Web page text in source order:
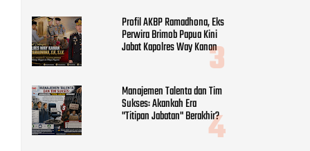
Profil AKBP Ramadhona, Eks
Perwira Brimob Papua Kini
Jabat Kapolres Way Kanan
Manajemen Talenta dan Tim
Sukses: Akankah Era
"Titipan Jabatan" Berakhir?